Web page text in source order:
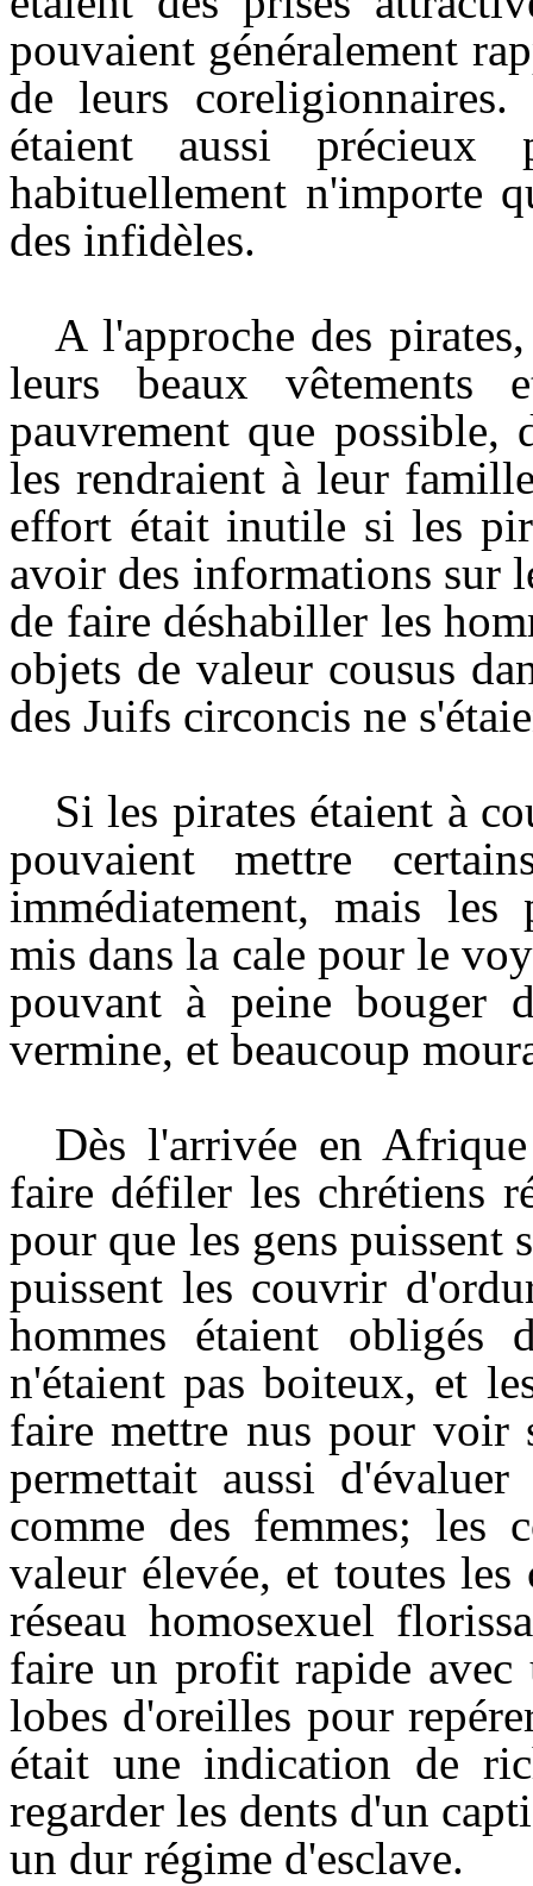
pouvaient généralement
de leurs
étaient aussi
habituellement n'importe
des infidèles.
A l'approche des
leurs beaux vêtements
pauvrement que possible,
les rendraient à leur
effort était inutile si les
avoir des informations sur
de faire déshabiller les
objets de valeur cousus
des Juifs circoncis ne
Si les pirates étaient à
pouvaient mettre
immédiatement, mais les
mis dans la cale pour le
pouvant à peine bouger
vermine, et beaucoup
Dès l'arrivée en
faire défiler les chrétiens
pour que les gens puissent
puissent les couvrir
hommes étaient obligés
n'étaient pas boiteux, et
faire mettre nus pour voir
permettait aussi
comme des femmes; les
valeur élevée, et toutes les
réseau homosexuel
faire un profit rapide avec
lobes d'oreilles pour
était une indication de
regarder les dents d'un
un dur régime d'esclave.